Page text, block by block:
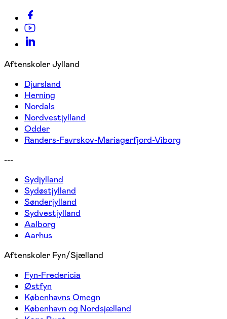
Aftenskoler Jylland
Djursland
Herning
Nordals
Nordvestjylland
Odder
Randers-Favrskov-Mariagerfjord-Viborg
---
Sydjylland
Sydøstjylland
Sønderjylland
Sydvestjylland
Aalborg
Aarhus
Aftenskoler Fyn/Sjælland
Fyn-Fredericia
Østfyn
Københavns Omegn
København og Nordsjælland